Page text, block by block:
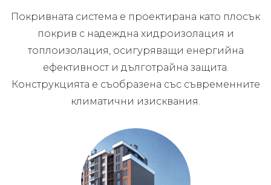
Покривната система е проектирана като плосък
покрив с надеждна хидроизолация и
топлоизолация, осигуряващи енергийна
ефективност и дълготрайна защита.
Конструкцията е съобразена със съвременните
климатични изисквания.